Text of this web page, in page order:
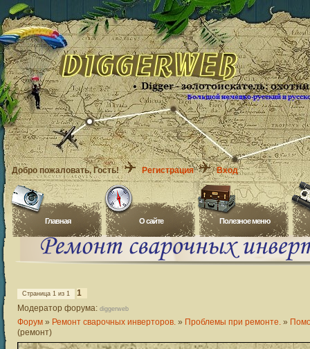
Добро пожаловать, Гость! Регистрация Вход
Главная O сайте Полезное меню
Страница 1 из 1
1
Модератор форума: diggerweb
Форум » Ремонт сварочных инверторов. » Проблемы при ремонте. »
(ремонт)